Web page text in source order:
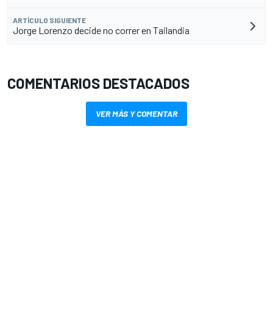
ARTÍCULO SIGUIENTE
Jorge Lorenzo decide no correr en Tailandia
COMENTARIOS DESTACADOS
VER MÁS Y COMENTAR